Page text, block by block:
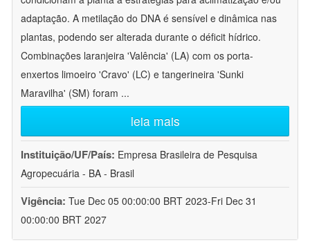
adaptação. A metilação do DNA é sensível e dinâmica nas
plantas, podendo ser alterada durante o déficit hídrico.
Combinações laranjeira 'Valência' (LA) com os porta-
enxertos limoeiro 'Cravo' (LC) e tangerineira 'Sunki
Maravilha' (SM) foram ...
leia mais
Instituição/UF/País: Empresa Brasileira de Pesquisa
Agropecuária - BA - Brasil
Vigência: Tue Dec 05 00:00:00 BRT 2023-Fri Dec 31
00:00:00 BRT 2027